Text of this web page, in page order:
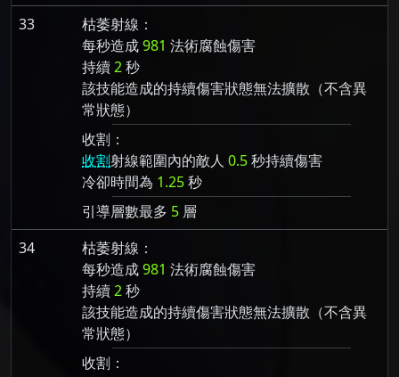
33
枯萎射線：
每秒造成981 法術腐蝕傷害
持續2秒
該技能造成的持續傷害狀態無法擴散（不含異
常狀態）
收割：
收割射線範圍內的敵人 0.5秒持續傷害
冷卻時間為 1.25秒
引導層數最多 5 層
34
枯萎射線：
每秒造成981 法術腐蝕傷害
持續2秒
該技能造成的持續傷害狀態無法擴散（不含異
常狀態）
收割：